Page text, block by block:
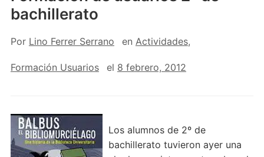
bachillerato
Por Lino Ferrer Serrano en Actividades,
Formación Usuarios el 8 febrero, 2012
Los alumnos de 2º de
bachillerato tuvieron ayer una